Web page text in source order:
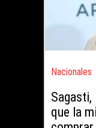
Nacionales
Sagasti,
que la